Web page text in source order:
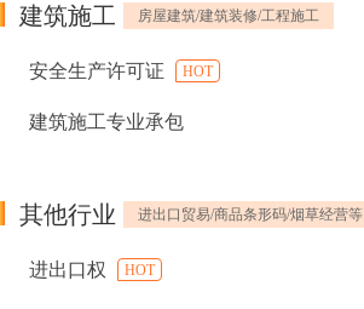
建筑施工 房屋建筑/建筑装修/工程施工
安全生产许可证 HOT
建筑施工专业承包
其他行业 进出口贸易/商品条形码/烟草经营等
进出口权 HOT